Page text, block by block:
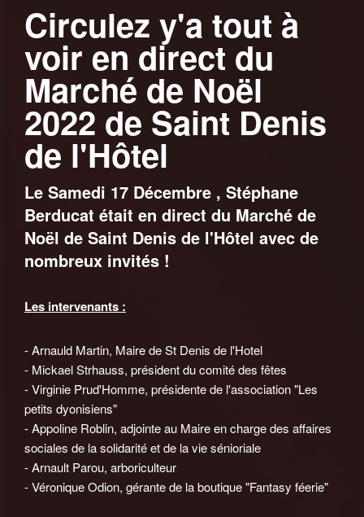
Circulez y'a tout à
voir en direct du
Marché de Noël
2022 de Saint Denis
de l'Hôtel
Le Samedi 17 Décembre , Stéphane
Berducat était en direct du Marché de
Noël de Saint Denis de l'Hôtel avec de
nombreux invités !
Les intervenants :
- Arnauld Martin, Maire de St Denis de l'Hotel
- Mickael Strhauss, président du comité des fêtes
- Virginie Prud'Homme, présidente de l'association "Les
petits dyonisiens"
- Appoline Roblin, adjointe au Maire en charge des affaires
sociales de la solidarité et de la vie sénioriale
- Arnault Parou, arboriculteur
- Véronique Odion, gérante de la boutique "Fantasy féerie"